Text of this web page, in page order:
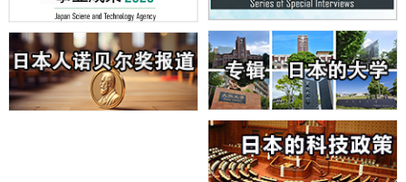
日本学术会议：为保持土壤健康应采取哪些措施？探讨土壤保护与强化
的具体对策
科学研究
大阪大学开发基于水氢键网络的温度预测新方法，AI从分子排列信息中
高精度解读
经济・社会
【AI法上篇】如何对“将人生交给AI”保持危机感——中央大学平野晋教
庆应义塾大学阐明脑内“游击手”小胶质细胞包裹保护受损神经细胞的机
制，有望用于开发阿尔茨海默病等疾病疗法